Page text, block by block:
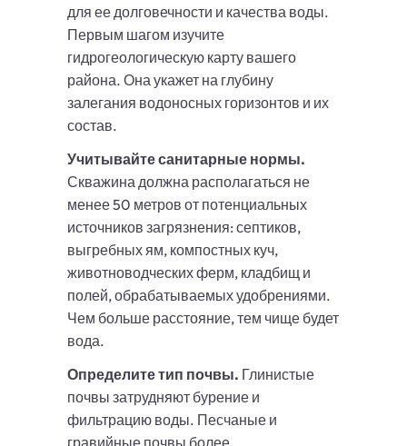
для ее долговечности и качества воды.
Первым шагом изучите
гидрогеологическую карту вашего
района. Она укажет на глубину
залегания водоносных горизонтов и их
состав.
Учитывайте санитарные нормы.
Скважина должна располагаться не
менее 50 метров от потенциальных
источников загрязнения: септиков,
выгребных ям, компостных куч,
животноводческих ферм, кладбищ и
полей, обрабатываемых удобрениями.
Чем больше расстояние, тем чище будет
вода.
Определите тип почвы. Глинистые
почвы затрудняют бурение и
фильтрацию воды. Песчаные и